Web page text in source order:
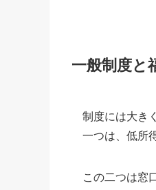
一般制度と
制度には大き
一つは、低所
この二つは窓